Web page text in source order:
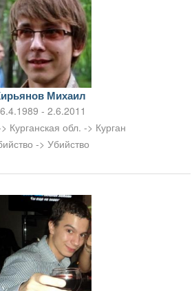
Михаил
- 2.6.2011
обл. -> Курган
-> Убийство